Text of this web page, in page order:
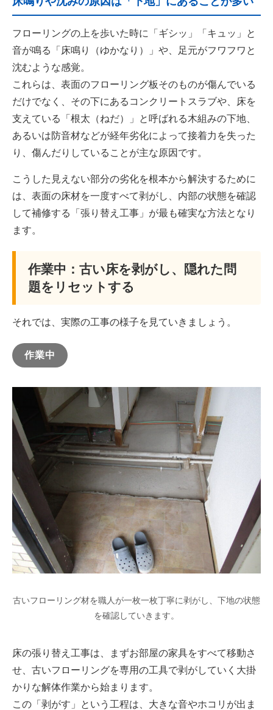
フローリングの上を歩いた時に「ギシッ」「キュッ」と
音が鳴る「床鳴り（ゆかなり）」や、足元がフワフワと
沈むような感覚。
これらは、表面のフローリング板そのものが傷んでいる
だけでなく、その下にあるコンクリートスラブや、床を
支えている「根太（ねだ）」と呼ばれる木組みの下地、
あるいは防音材などが経年劣化によって接着力を失った
り、傷んだりしていることが主な原因です。
こうした見えない部分の劣化を根本から解決するために
は、表面の床材を一度すべて剥がし、内部の状態を確認
して補修する「張り替え工事」が最も確実な方法となり
ます。
作業中：古い床を剥がし、隠れた問
題をリセットする
それでは、実際の工事の様子を見ていきましょう。
作業中
古いフローリング材を職人が一枚一枚丁寧に剥がし、下地の状態
を確認していきます。
床の張り替え工事は、まずお部屋の家具をすべて移動さ
せ、古いフローリングを専用の工具で剥がしていく大掛
かりな解体作業から始まります。
この「剥がす」という工程は、大きな音やホコリが出ま